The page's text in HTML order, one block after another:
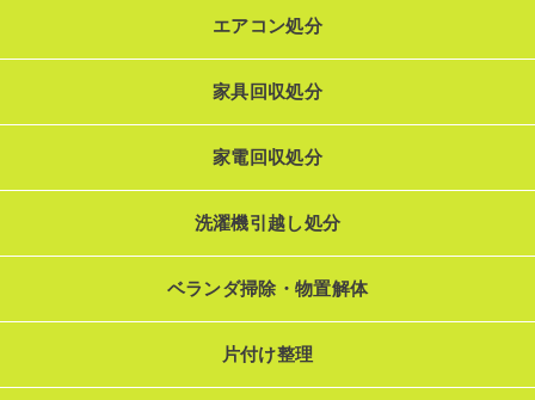
エアコン処分
家具回収処分
家電回収処分
洗濯機引越し処分
ベランダ掃除・物置解体
片付け整理